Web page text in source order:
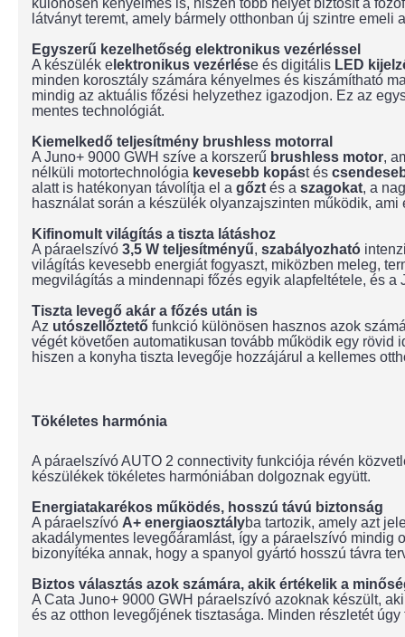
különösen kényelmes is, hiszen több helyet biztosít a
látványt teremt, amely bármely otthonban új szintre emeli
Egyszerű kezelhetőség elektronikus vezérléssel
A készülék e lektronikus vezérlése és digitális LED
minden korosztály számára kényelmes és kiszámítható
mindig az aktuális főzési helyzethez igazodjon. Ez az
mentes technológiát.
Kiemelkedő teljesítmény brushless motorral
A Juno+ 9000 GWH szíve a korszerű brushless motor,
nélküli motortechnológia kevesebb kopást és
alatt is hatékonyan távolítja el a gőzt és a szagokat, a
használat során a készülék olyanzajszinten működik,
Kifinomult világítás a tiszta látáshoz
A páraelszívó 3,5 W teljesítményű, szabályozható
világítás kevesebb energiát fogyaszt, miközben meleg,
megvilágítás a mindennapi főzés egyik alapfeltétele, és
Tiszta levegő akár a főzés után is
Az utószellőztető funkció különösen hasznos azok
végét követően automatikusan tovább működik egy rövid
hiszen a konyha tiszta levegője hozzájárul a kellemes
Tökéletes harmónia
A páraelszívó AUTO 2 connectivity funkciója révén
készülékek tökéletes harmóniában dolgoznak együtt.
Energiatakarékos működés, hosszú távú biztonság
A páraelszívó A+ energiaosztályba tartozik, amely azt
akadálymentes levegőáramlást, így a páraelszívó mindig
bizonyítéka annak, hogy a spanyol gyártó hosszú távra
Biztos választás azok számára, akik értékelik a
A Cata Juno+ 9000 GWH páraelszívó azoknak készült,
és az otthon levegőjének tisztasága. Minden részletét